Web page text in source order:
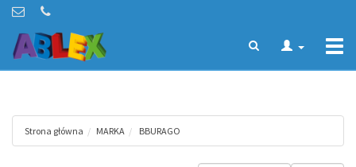
Strona główna MARKA BBURAGO